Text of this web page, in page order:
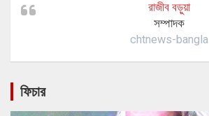
রাজীব বড়ুয়া
সম্পাদক
chtnews-bangla
ফিচার